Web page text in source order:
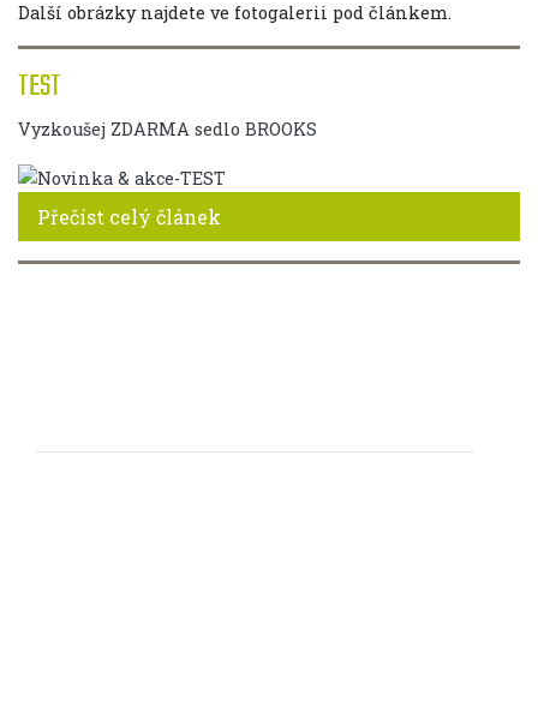
TEST
Vyzkoušej ZDARMA sedlo BROOKS
Přečíst celý článek
Další obrázky najdete ve fotogalerii pod článkem.